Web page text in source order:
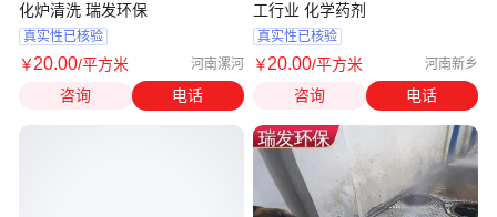
化炉清洗 瑞发环保
真实性已核验
￥20.00/平方米 河南漯河
咨询 电话
工行业 化学药剂
真实性已核验
￥20.00/平方米 河南新乡
咨询 电话